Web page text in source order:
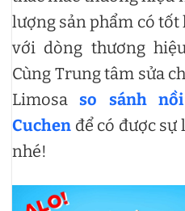
lượng sản phẩm có tốt
với dòng thương
Cùng Trung tâm sửa
Limosaso sánh
Cuchen để có được
nhé!